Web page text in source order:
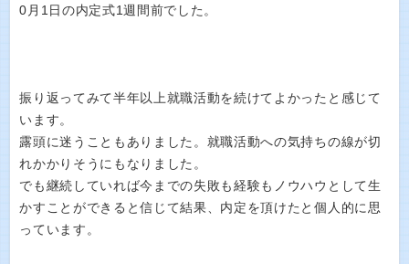
0月1日の内定式1週間前でした。
振り返ってみて半年以上就職活動を続けてよかったと感じて
います。
露頭に迷うこともありました。就職活動への気持ちの線が切
れかかりそうにもなりました。
でも継続していれば今までの失敗も経験もノウハウとして生
かすことができると信じて結果、内定を頂けたと個人的に思
っています。